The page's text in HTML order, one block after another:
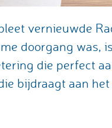
vernieuwde
doorgang was,
die perfect
bijdraagt aan